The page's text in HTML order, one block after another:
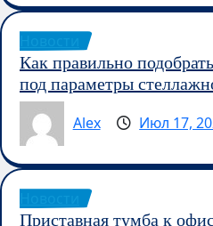
Как правильно
под параметры
Alex
Июл 17,
Приставная тумба к